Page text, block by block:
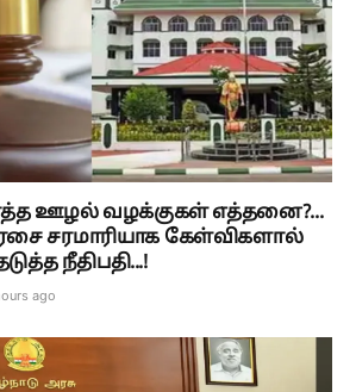
ஊழல் வழக்குகள் எத்தனை?...
சரமாரியாக கேள்விகளால்
நீதிபதி...!
ago